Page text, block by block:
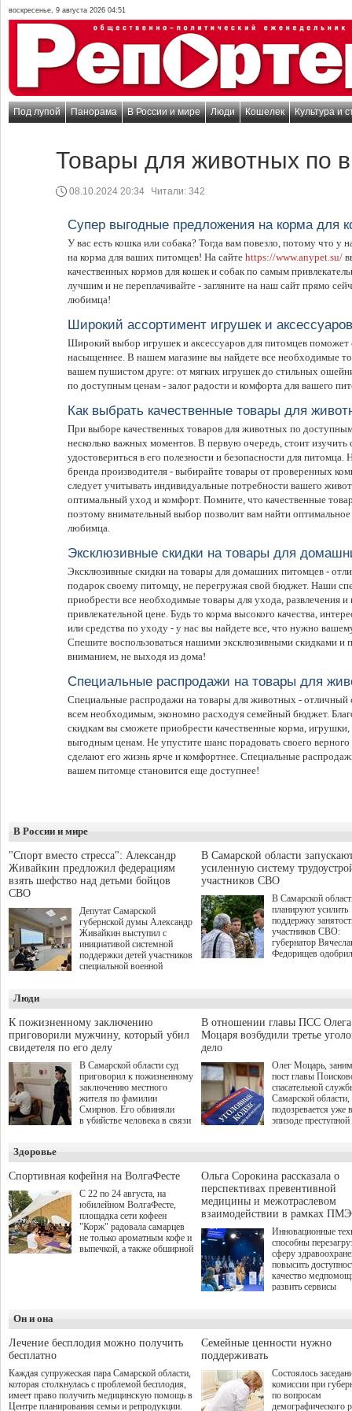
воскресенье, 9 августа 2026 04:51
Под лупой Панорама В России и мире Люди Кошелек Культура и
Товары для животных по
08.10.2024 20:34 Читали: 342
Супер выгодные предложения на корма для
У вас есть кошка или собака? Тогда вам повезло, потому что у
на корма для ваших питомцев! На сайте https://www.anypet.su/
качественных кормов для кошек и собак по самым
лучшим и не переплачивайте - загляните на наш сайт прямо
любимца!
Широкий ассортимент игрушек и
Широкий выбор игрушек и аксессуаров для питомцев поможет
насыщеннее. В нашем магазине вы найдете все необходимые
вашем пушистом друге: от мягких игрушек до стильных
по доступным ценам - залог радости и комфорта для вашего
Как выбрать качественные товары для
При выборе качественных товаров для животных по
несколько важных моментов. В первую очередь, стоит
удостовериться в его полезности и безопасности для
бренда производителя - выбирайте товары от проверенных
следует учитывать индивидуальные потребности вашего
оптимальный уход и комфорт. Помните, что качественные
поэтому внимательный выбор позволит вам найти
любимца.
Эксклюзивные скидки на товары для
Эксклюзивные скидки на товары для домашних питомцев -
подарок своему питомцу, не перегружая свой бюджет. Наши
приобрести все необходимые товары для ухода, развлечения
привлекательной цене. Будь то корма высокого качества,
или средства по уходу - у нас вы найдете все, что нужно
Спешите воспользоваться нашими эксклюзивными скидками и
вниманием, не выходя из дома!
Специальные распродажи на товары для
Специальные распродажи на товары для животных - отличный
всем необходимым, экономно расходуя семейный бюджет.
скидкам вы сможете приобрести качественные корма,
выгодным ценам. Не упустите шанс порадовать своего
сделают его жизнь ярче и комфортнее. Специальные
вашем питомце становится еще доступнее!
В России и мире
"Спорт вместо стресса": Александр
Живайкин предложил федерациям
взять шефство над детьми бойцов
СВО
Депутат Самарской
губернской думы Александр
Живайкин выступил с
инициативой системной
поддержки детей участников
специальной военной
"Помощь фронту и семьям
участников СВО", которая
прошла в Отрадном 7
августа.
В Самарской области
усиленную систему
участников СВО
В Самарской
планируют усилить
поддержку
участников СВО:
губернатор
Федорищев
на трудоустройство
спокойную
мирной жизни.
Люди
К пожизненному заключению
приговорили мужчину, который убил
свидетеля по его делу
В Самарской области суд
приговорил к пожизненному
заключению местного
жителя по фамилии
Смирнов. Его обвиняли
в убийстве человека в связи
В отношении главы ПСС Олега
Моцаря возбудили третье
дело
Олег Моцарь,
пост главы
спасательной
Самарской области,
подозревается уже
эпизоде преступной
а сам он
Здоровье
Спортивная кофейня на ВолгаФесте
С 22 по 24 августа, на
юбилейном ВолгаФесте,
площадка сети кофеен
"Корж" радовала самарцев
не только ароматным кофе и
выпечкой, а также обширной
Ольга Сорокина рассказала о
перспективах превентивной
медицины и межотраслевом
взаимодействии в рамках
Инновационные
способны
сферу
повысить
качество
развить сервисы
определенными
К ним можно
возникающие при
данными
более динамичного
проникновения
Он и она
Лечение бесплодия можно получить
бесплатно
Каждая супружеская пара Самарской области,
которая столкнулась с проблемой бесплодия,
имеет право получить медицинскую помощь в
Центре планирования семьи и репродукции.
Семейные ценности нужно
поддерживать
Состоялось
комиссии при
по вопросам
демографического